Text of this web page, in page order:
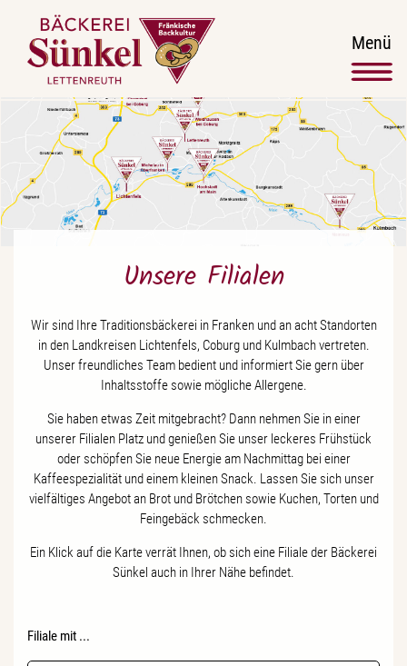
Menü
Unsere Filialen
Wir sind Ihre Traditionsbäckerei in Franken und an acht Standorten
in den Landkreisen Lichtenfels, Coburg und Kulmbach vertreten.
Unser freundliches Team bedient und informiert Sie gern über
Inhaltsstoffe sowie mögliche Allergene.
Sie haben etwas Zeit mitgebracht? Dann nehmen Sie in einer
unserer Filialen Platz und genießen Sie unser leckeres Frühstück
oder schöpfen Sie neue Energie am Nachmittag bei einer
Kaffeespezialität und einem kleinen Snack. Lassen Sie sich unser
vielfältiges Angebot an Brot und Brötchen sowie Kuchen, Torten und
Feingebäck schmecken.
Ein Klick auf die Karte verrät Ihnen, ob sich eine Filiale der Bäckerei
Sünkel auch in Ihrer Nähe befindet.
Filiale mit ...